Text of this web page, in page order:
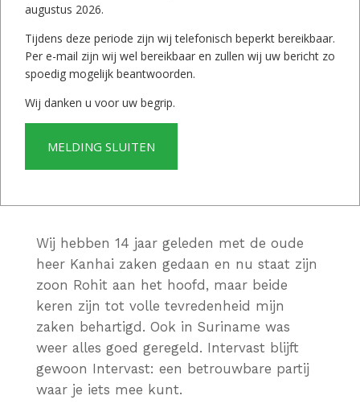
hebben verricht. Door hun goede kennis
van de lokale huizenmarkt hebben wij
gezamenlijk een courante prijs bepaald en
jawel: binnen vier maanden vonden zij een
geschikte koper en in de twee maanden
daarna was alles geregeld en is het huis
Wij hebben 14 jaar geleden met de oude
heer Kanhai zaken gedaan en nu staat zijn
zoon Rohit aan het hoofd, maar beide
keren zijn tot volle tevredenheid mijn
zaken behartigd. Ook in Suriname was
weer alles goed geregeld. Intervast blijft
gewoon Intervast: een betrouwbare partij
waar je iets mee kunt.
augustus 2026.
Tijdens deze periode zijn wij telefonisch beperkt bereikbaar.
Per e-mail zijn wij wel bereikbaar en zullen wij uw bericht zo
spoedig mogelijk beantwoorden.
Wij danken u voor uw begrip.
MELDING SLUITEN